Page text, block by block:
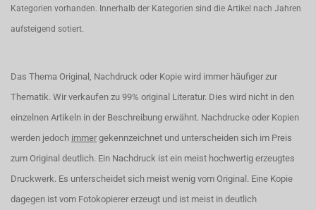
Kategorien vorhanden. Innerhalb der Kategorien sind die Artikel nach Jahren
aufsteigend sotiert.
Das Thema Original, Nachdruck oder Kopie wird immer häufiger zur
Thematik. Wir verkaufen zu 99% original Literatur. Dies wird nicht in den
einzelnen Artikeln in der Beschreibung erwähnt. Nachdrucke oder Kopien
werden jedoch immer gekennzeichnet und unterscheiden sich im Preis
zum Original deutlich. Ein Nachdruck ist ein meist hochwertig erzeugtes
Druckwerk. Es unterscheidet sich meist wenig vom Original. Eine Kopie
dagegen ist vom Fotokopierer erzeugt und ist meist in deutlich